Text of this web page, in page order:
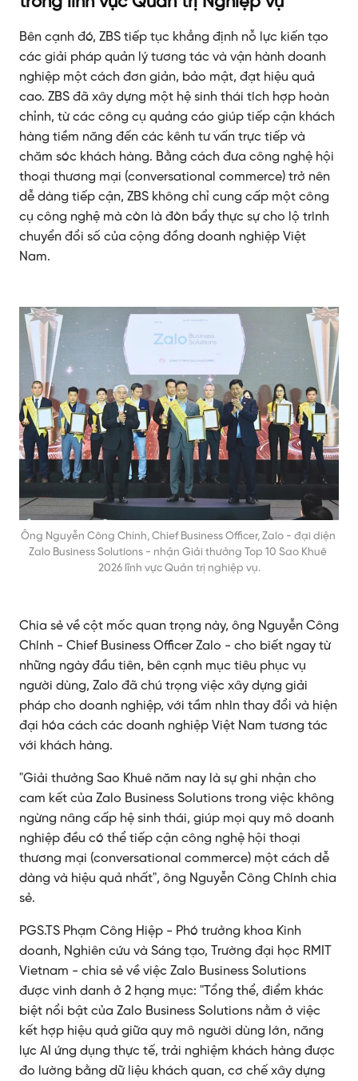
Bên cạnh đó, ZBS tiếp tục khẳng định nỗ lực kiến tạo
các giải pháp quản lý tương tác và vận hành doanh
nghiệp một cách đơn giản, bảo mật, đạt hiệu quả
cao. ZBS đã xây dựng một hệ sinh thái tích hợp hoàn
chỉnh, từ các công cụ quảng cáo giúp tiếp cận khách
hàng tiềm năng đến các kênh tư vấn trực tiếp và
chăm sóc khách hàng. Bằng cách đưa công nghệ hội
thoại thương mại (conversational commerce) trở nên
dễ dàng tiếp cận, ZBS không chỉ cung cấp một công
cụ công nghệ mà còn là đòn bẩy thực sự cho lộ trình
chuyển đổi số của cộng đồng doanh nghiệp Việt
Nam.
Ông Nguyễn Công Chính, Chief Business Officer, Zalo - đại diện
Zalo Business Solutions - nhận Giải thưởng Top 10 Sao Khuê
2026 lĩnh vực Quản trị nghiệp vụ.
Chia sẻ về cột mốc quan trọng này, ông Nguyễn Công
Chính - Chief Business Officer Zalo - cho biết ngay từ
những ngày đầu tiên, bên cạnh mục tiêu phục vụ
người dùng, Zalo đã chú trọng việc xây dựng giải
pháp cho doanh nghiệp, với tầm nhìn thay đổi và hiện
đại hóa cách các doanh nghiệp Việt Nam tương tác
với khách hàng.
"Giải thưởng Sao Khuê năm nay là sự ghi nhận cho
cam kết của Zalo Business Solutions trong việc không
ngừng nâng cấp hệ sinh thái, giúp mọi quy mô doanh
nghiệp đều có thể tiếp cận công nghệ hội thoại
thương mại (conversational commerce) một cách dễ
dàng và hiệu quả nhất", ông Nguyễn Công Chính chia
sẻ.
PGS.TS Phạm Công Hiệp - Phó trưởng khoa Kinh
doanh, Nghiên cứu và Sáng tạo, Trường đại học RMIT
Vietnam - chia sẻ về việc Zalo Business Solutions
được vinh danh ở 2 hạng mục: "Tổng thể, điểm khác
biệt nổi bật của Zalo Business Solutions nằm ở việc
kết hợp hiệu quả giữa quy mô người dùng lớn, năng
lực AI ứng dụng thực tế, trải nghiệm khách hàng được
đo lường bằng dữ liệu khách quan, cơ chế xây dựng